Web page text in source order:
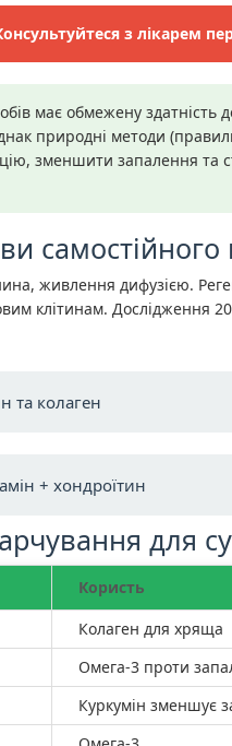
з лікарем
має обмежену здатність
природні методи
зменшити запалення та
живлення дифузією.
клітинам. Дослідження
та колаген
+ хондроїтин
для
Користь
Колаген для хряща
Омега-3 проти
Куркумін зменшує